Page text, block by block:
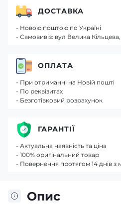
Опис
ДОСТАВКА
- Новою поштою по Україні
- Самовивіз: вул Велика
ОПЛАТА
- При отриманні на Новій пошті
- По реквізитах
- Безготівковий розрахунок
ГАРАНТІЇ
- Актуальна наявність та ціна
- 100% оригінальний товар
- Повернення протягом 14 днів